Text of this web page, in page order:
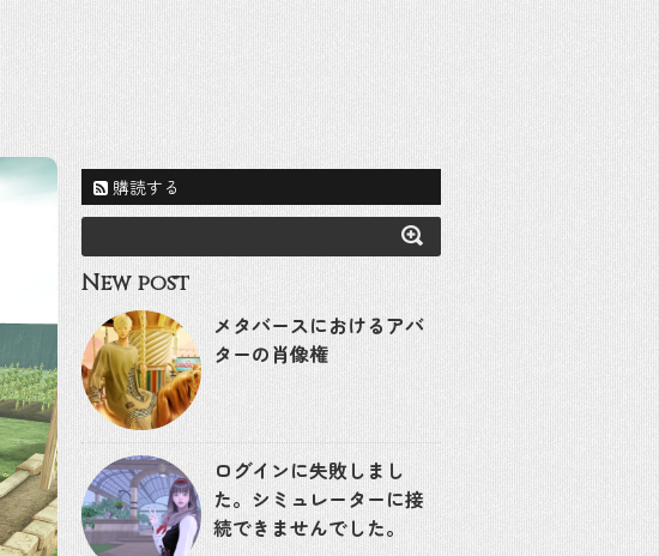
購読する
New post
メタバースにおけるアバ
ターの肖像権
ログインに失敗しまし
た。シミュレーターに接
続できませんでした。